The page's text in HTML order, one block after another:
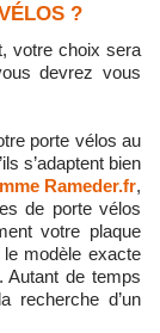
?
devrez vous
porte vélos au
s’adaptent bien
Rameder.fr,
de porte vélos
votre plaque
modèle exacte
Autant de temps
recherche d’un